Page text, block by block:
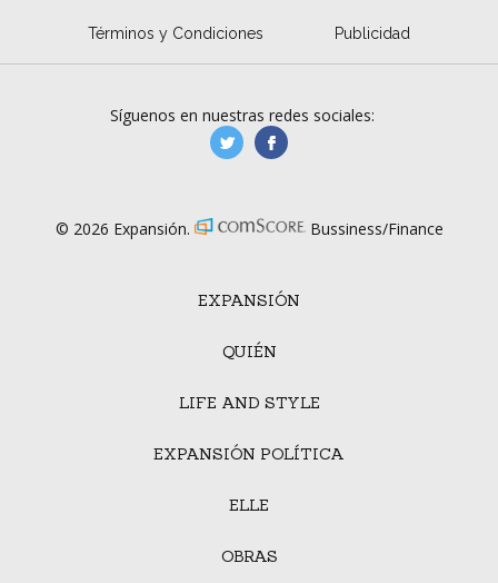
Términos y Condiciones Publicidad
EXPANSIÓN
QUIÉN
LIFE AND STYLE
EXPANSIÓN POLÍTICA
ELLE
OBRAS
Síguenos en nuestras redes sociales:
manufacturaGE
© 2026 Expansión. Bussiness/Finance